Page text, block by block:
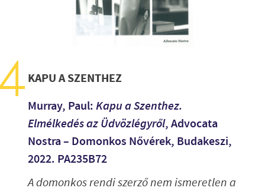
KAPU A SZENTHEZ
Murray, Paul:Kapu a Szenthez.
Elmélkedés az Üdvözlégyről, Advocata
Nostra – Domonkos Nővérek, Budakeszi,
2022. PA235B72
A domonkos rendi szerző nem ismeretlen a